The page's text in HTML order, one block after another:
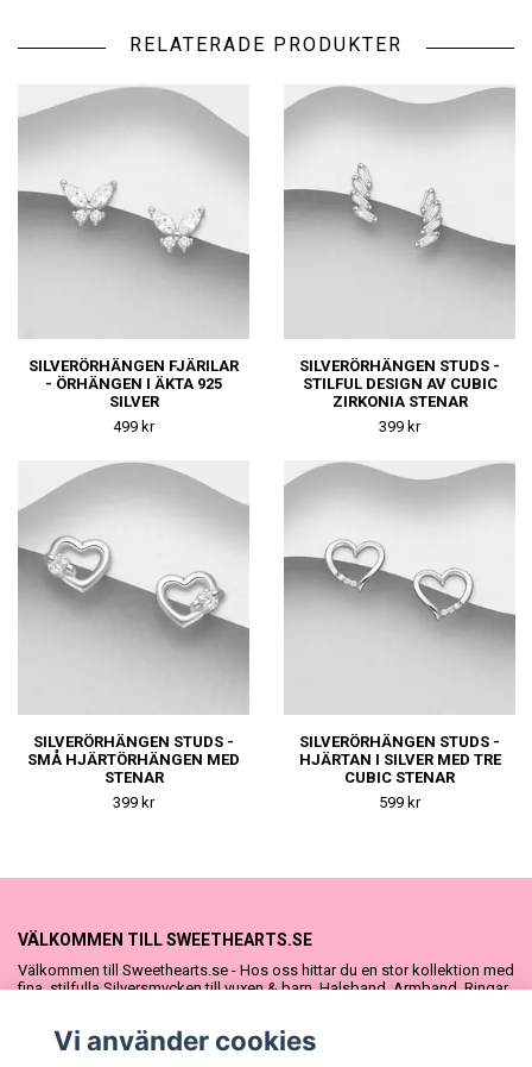
RELATERADE PRODUKTER
SILVERÖRHÄNGEN FJÄRILAR
- ÖRHÄNGEN I ÄKTA 925
SILVER
499 kr
SILVERÖRHÄNGEN STUDS -
STILFUL DESIGN AV CUBIC
ZIRKONIA STENAR
399 kr
SILVERÖRHÄNGEN STUDS -
SMÅ HJÄRTÖRHÄNGEN MED
STENAR
399 kr
SILVERÖRHÄNGEN STUDS -
HJÄRTAN I SILVER MED TRE
CUBIC STENAR
599 kr
VÄLKOMMEN TILL SWEETHEARTS.SE
Välkommen till Sweethearts.se - Hos oss hittar du en stor kollektion med
fina, stilfulla Silversmycken till vuxen & barn. Halsband, Armband, Ringar
vår söta Sweethearts kolllektion med barnsmycken, tyllkjolar &
Vi använder cookies